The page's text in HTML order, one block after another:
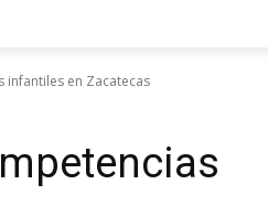
infantiles en Zacatecas